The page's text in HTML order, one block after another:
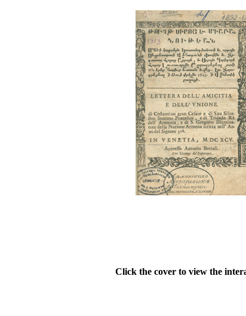
Click the cover to view the